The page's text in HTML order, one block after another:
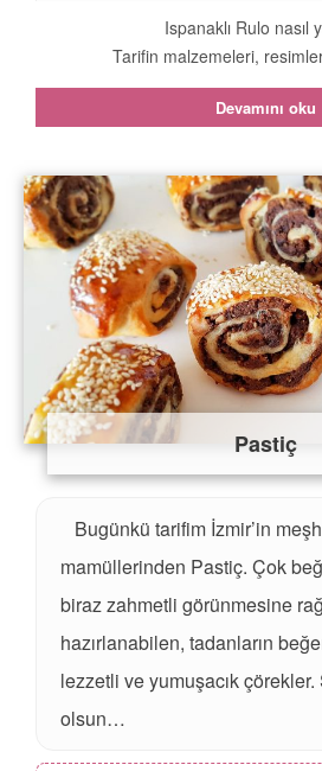
Ispanaklı Rulo nasıl
Tarifin malzemeleri, resimleri
Devamını oku
Pastiç
Bugünkü tarifim İzmir’in
mamüllerinden Pastiç. Çok
biraz zahmetli görünmesine
hazırlanabilen, tadanların
lezzetli ve yumuşacık
olsun…